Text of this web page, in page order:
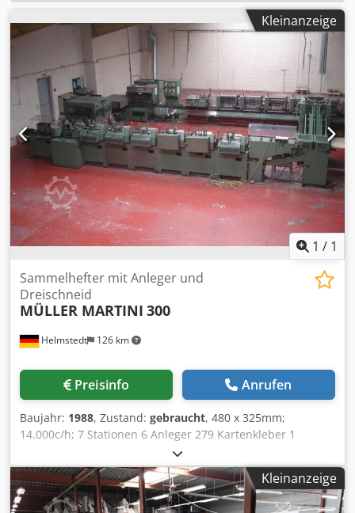
Kleinanzeige
1 / 1
Helmstedt 126 km
Sammelhefter mit Anleger und
Dreischneid
MÜLLER MARTINI 300
Preisinfo Anrufen
Baujahr: 1988, Zustand: gebraucht, 480 x 325mm;
14.000c/h; 7 Stationen 6 Anleger 279 Kartenkleber 1
Falzanleger 1529 Heftstation 300 Csdpfx Anjbnczbo Usrf
Trimmer
Kleinanzeige